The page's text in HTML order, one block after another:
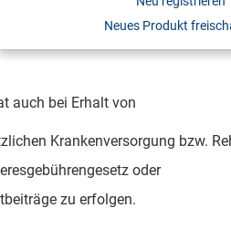
Neues Produkt
Bezügen gemäß
auch bei Erhalt von
Krankenversorgung bzw.
oder
zu erfolgen.